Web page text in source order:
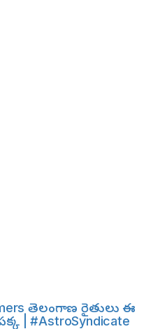
తెలంగాణ రైతులు ఈ
| #AstroSyndicate